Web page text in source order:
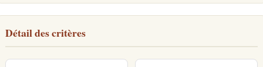
Détail des critères